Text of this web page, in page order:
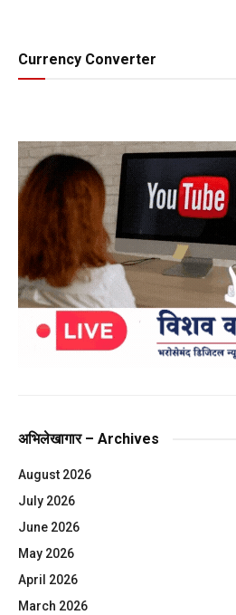
Currency Converter
अभिलेखागार – Archives
August 2026
July 2026
June 2026
May 2026
April 2026
March 2026